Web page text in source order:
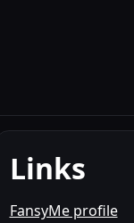
Links
FansyMe profile